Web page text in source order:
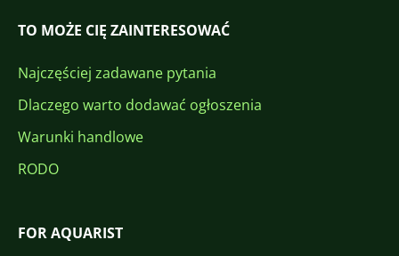
TO MOŻE CIĘ ZAINTERESOWAĆ
Najczęściej zadawane pytania
Dlaczego warto dodawać ogłoszenia
Warunki handlowe
RODO
FOR AQUARIST